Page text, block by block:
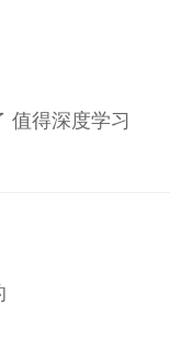
值得深度学习